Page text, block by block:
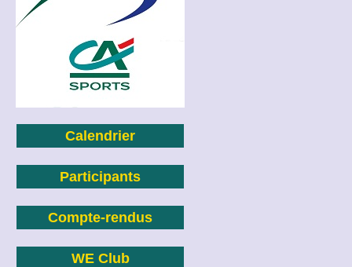
Calendrier
Participants
Compte-rendus
WE Club